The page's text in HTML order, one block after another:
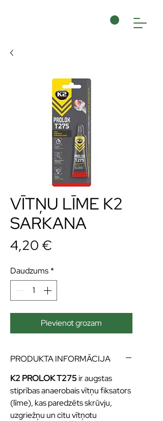
VĪTŅU LĪME K2
SARKANA
4,20 €
Daudzums *
Pievienot grozam
PRODUKTA INFORMĀCIJA
K2 PROLOK T275ir augstas
stiprības anaerobais vītņu fiksators
(līme), kas paredzēts skrūvju,
uzgriežņu un citu vītņotu